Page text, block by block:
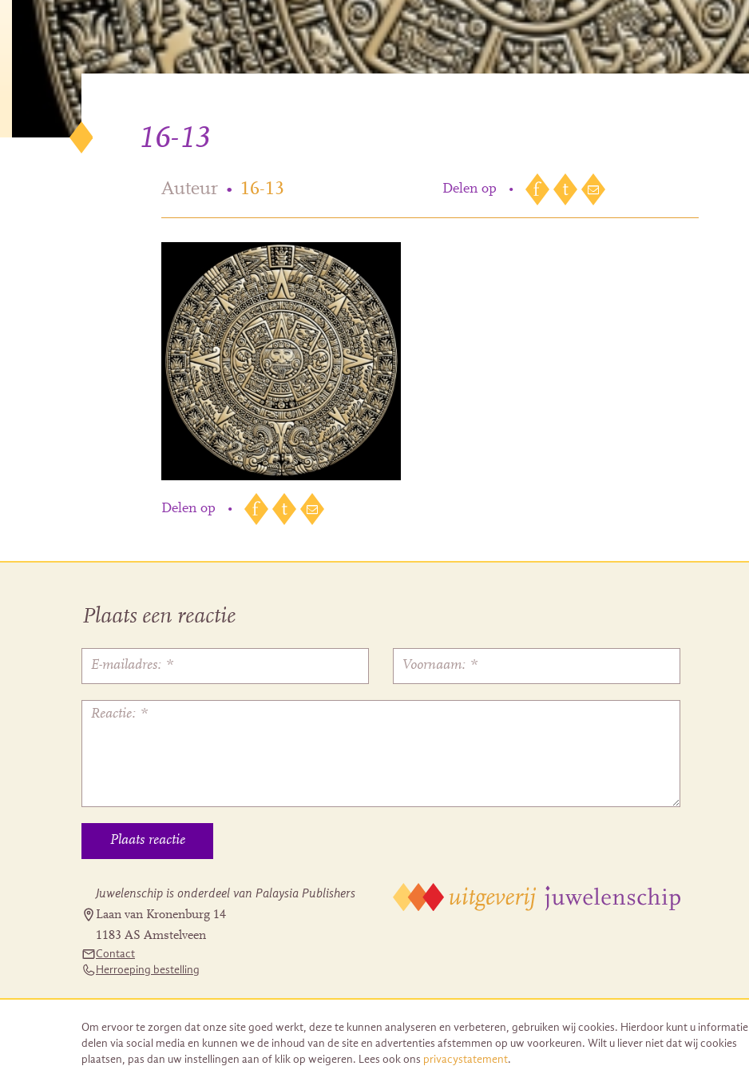
16-13
Auteur • 16-13 Delen op •
Delen op •
Plaats een reactie
Juwelenschip is onderdeel van Palaysia Publishers
Laan van Kronenburg 14
1183 AS Amstelveen
Contact
Herroeping bestelling
© 2026 Uitgeverij Juwelenschip. Duurzaam ontwikkeld door Go2People
Om ervoor te zorgen dat onze site goed werkt, deze te kunnen analyseren en verbeteren, gebruiken wij cookies. Hierdoor kunt u informatie
delen via social media en kunnen we de inhoud van de site en advertenties afstemmen op uw voorkeuren. Wilt u liever niet dat wij cookies
plaatsen, pas dan uw instellingen aan of klik op weigeren. Lees ook ons privacystatement.